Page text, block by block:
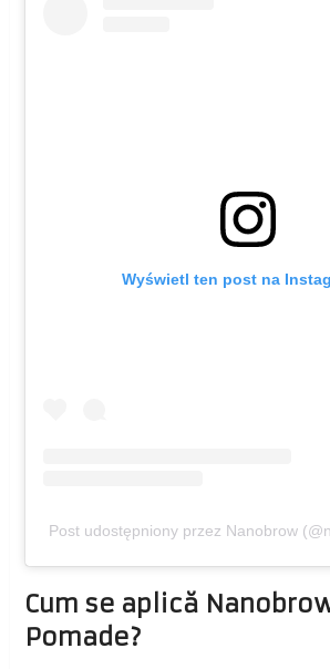
Wyświetl ten post na
Post udostępniony przez Nanobrow
Cum se aplică
Pomade?